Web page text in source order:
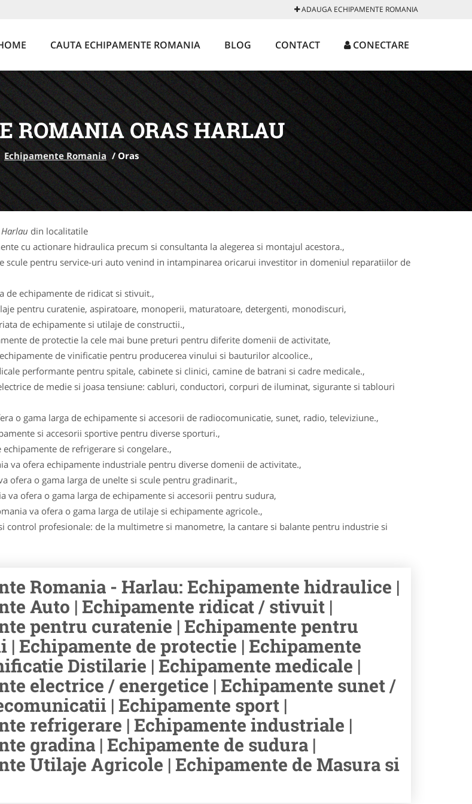
ADAUGA ECHIPAMENTE ROMANIA
CAUTA ECHIPAMENTE ROMANIA BLOG CONTACT CONECTARE
ROMANIA ORAS HARLAU
Echipamente Romania /Oras
din localitatile
cu actionare hidraulica precum si consultanta la alegerea si montajul acestora.,
scule pentru service-uri auto venind in intampinarea oricarui investitor in domeniul reparatiilor de
de echipamente de ridicat si stivuit.,
pentru curatenie, aspiratoare, monoperii, maturatoare, detergenti, monodiscuri,
de echipamente si utilaje de constructii.,
de protectie la cele mai bune preturi pentru diferite domenii de activitate,
de vinificatie pentru producerea vinului si bauturilor alcoolice.,
performante pentru spitale, cabinete si clinici, camine de batrani si cadre medicale.,
de medie si joasa tensiune: cabluri, conductori, corpuri de iluminat, sigurante si tablouri
o gama larga de echipamente si accesorii de radiocomunicatie, sunet, radio, televiziune.,
si accesorii sportive pentru diverse sporturi.,
de refrigerare si congelare.,
va ofera echipamente industriale pentru diverse domenii de activitate.,
ofera o gama larga de unelte si scule pentru gradinarit.,
ofera o gama larga de echipamente si accesorii pentru sudura,
va ofera o gama larga de utilaje si echipamente agricole.,
control profesionale: de la multimetre si manometre, la cantare si balante pentru industrie si
Romania - Harlau: Echipamente hidraulice |
Auto | Echipamente ridicat / stivuit |
pentru curatenie | Echipamente pentru
Echipamente de protectie | Echipamente
Distilarie | Echipamente medicale |
electrice / energetice | Echipamente sunet /
| Echipamente sport |
refrigerare | Echipamente industriale |
gradina | Echipamente de sudura |
Utilaje Agricole | Echipamente de Masura si